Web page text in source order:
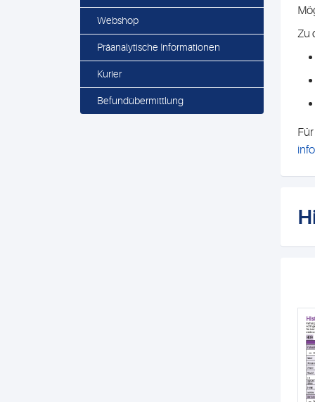
Webshop
Präanalytische Informationen
Kurier
Befundübermittlung
Zu